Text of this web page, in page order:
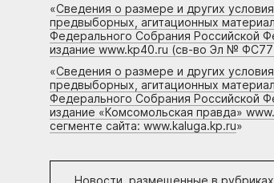
«Сведения о размере и других
предвыборных, агитационных
Федерального Собрания Российской
издание www.kp40.ru (св-во Эл №
«Сведения о размере и других
предвыборных, агитационных
Федерального Собрания Российской
издание «Комсомольская правда»
сегменте сайта: www.kaluga.kp.ru»
Новости, размещенные в